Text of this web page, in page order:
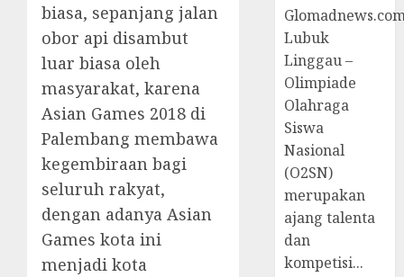
biasa, sepanjang jalan
obor api disambut
luar biasa oleh
masyarakat, karena
Asian Games 2018 di
Palembang membawa
kegembiraan bagi
seluruh rakyat,
dengan adanya Asian
Games kota ini
menjadi kota
Lubuk
Linggau –
Olimpiade
Olahraga
Siswa
Nasional
(O2SN)
merupakan
ajang talenta
dan
kompetisi...